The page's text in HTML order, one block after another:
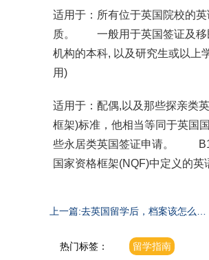
适用于：所有位于英国院校的
质。 一般用于英国签证及移
机构的本科, 以及研究生或以上
用)
适用于：配偶,以及那些探亲
框架)标准，他相当等同于英
些永居类英国签证申请。 B1
国家资格框架(NQF)中定义的英
上一篇:去英国留学后，档案该怎么
热门标签： 留学指南